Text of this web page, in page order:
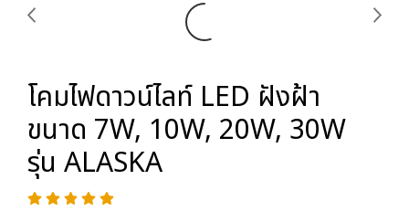
โคมไฟดาวน์ไลท์ LED ฝังฝ้า
ขนาด 7W, 10W, 20W, 30W
รุ่น ALASKA